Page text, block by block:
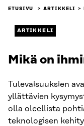
ETUSIVU ARTIKKELI
ARTIKKELI
Mikä on
Tulevaisuuksien
yllättävien
olla oleellista
teknologisen